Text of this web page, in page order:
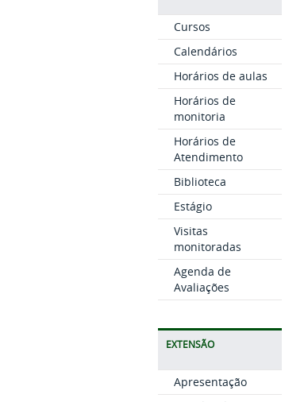
Cursos
Calendários
Horários de aulas
Horários de
monitoria
Horários de
Atendimento
Biblioteca
Estágio
Visitas
monitoradas
Agenda de
Avaliações
EXTENSÃO
Apresentação